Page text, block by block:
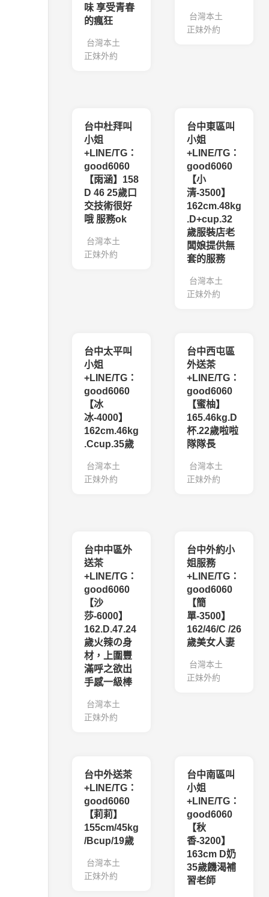
味 享受青春
的瘋狂
台灣本土
正妹外約
台灣本土
正妹外約
台中杜拜叫
小姐
+LINE/TG：
good6060
【雨涵】158
D 46 25歲口
交技術很好
哦 服務ok
台灣本土
正妹外約
台中東區叫
小姐
+LINE/TG：
good6060
【小
清-3500】
162cm.48kg
.D+cup.32
歲服裝店老
闆娘提供無
套的服務
台灣本土
正妹外約
台中太平叫
小姐
+LINE/TG：
good6060
【冰
冰-4000】
162cm.46kg
.Ccup.35歲
台灣本土
正妹外約
台中西屯區
外送茶
+LINE/TG：
good6060
【蜜柚】
165.46kg.D
杯.22歲啦啦
隊隊長
台灣本土
正妹外約
台中中區外
送茶
+LINE/TG：
good6060
【沙
莎-6000】
162.D.47.24
歲火辣の身
材，上圍豐
滿呼之欲出
手感一級棒
台灣本土
正妹外約
台中外約小
姐服務
+LINE/TG：
good6060
【簡
單-3500】
162/46/C /26
歲美女人妻
台灣本土
正妹外約
台中外送茶
+LINE/TG：
good6060
【莉莉】
155cm/45kg
/Bcup/19歲
台灣本土
正妹外約
台中南區叫
小姐
+LINE/TG：
good6060
【秋
香-3200】
163cm D奶
35歲饑渴補
習老師